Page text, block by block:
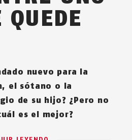
QUEDE
nuevo para la
el sótano o la
de su hijo? ¿Pero no
es el mejor?